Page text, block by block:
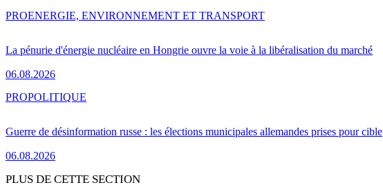
La pénurie d'énergie nucléaire en Hongrie ouvre la voie à la libéralisation du marché
06.08.2026
PROENERGIE, ENVIRONNEMENT ET TRANSPORT
Guerre de désinformation russe : les élections municipales allemandes prises pour cible
06.08.2026
PROPOLITIQUE
PLUS DE CETTE SECTION